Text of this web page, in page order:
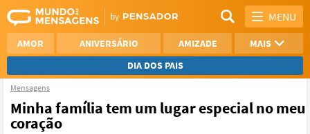
MENU
AMOR ANIVERSÁRIO AMIZADE
MAIS
DIA DOS PAIS
REFLEXÃO
AGRADECIMENTO
SAUDADE
Mensagens
Minha família tem um lugar especial no meu
coração